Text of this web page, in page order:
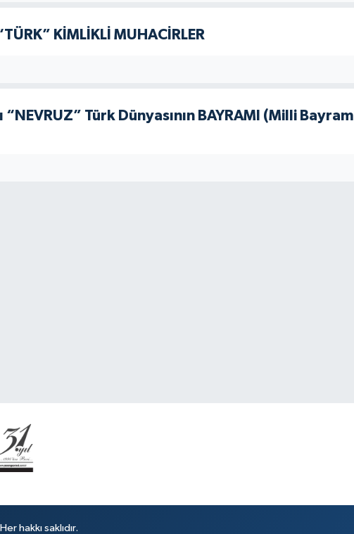
KİMLİKLİ MUHACİRLER
Türk Dünyasının BAYRAMI (Milli Bayram
hakkı saklıdır.